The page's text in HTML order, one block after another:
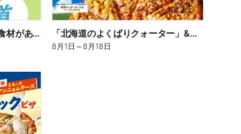
応募締切迫る!北海道の豪華食材があたるプレゼントキャンペーン 「北海道のよくばりクォーター」&ピザーラ夏の定番!エビマヨのよくばりクォーター
8月1日 ～8月18日